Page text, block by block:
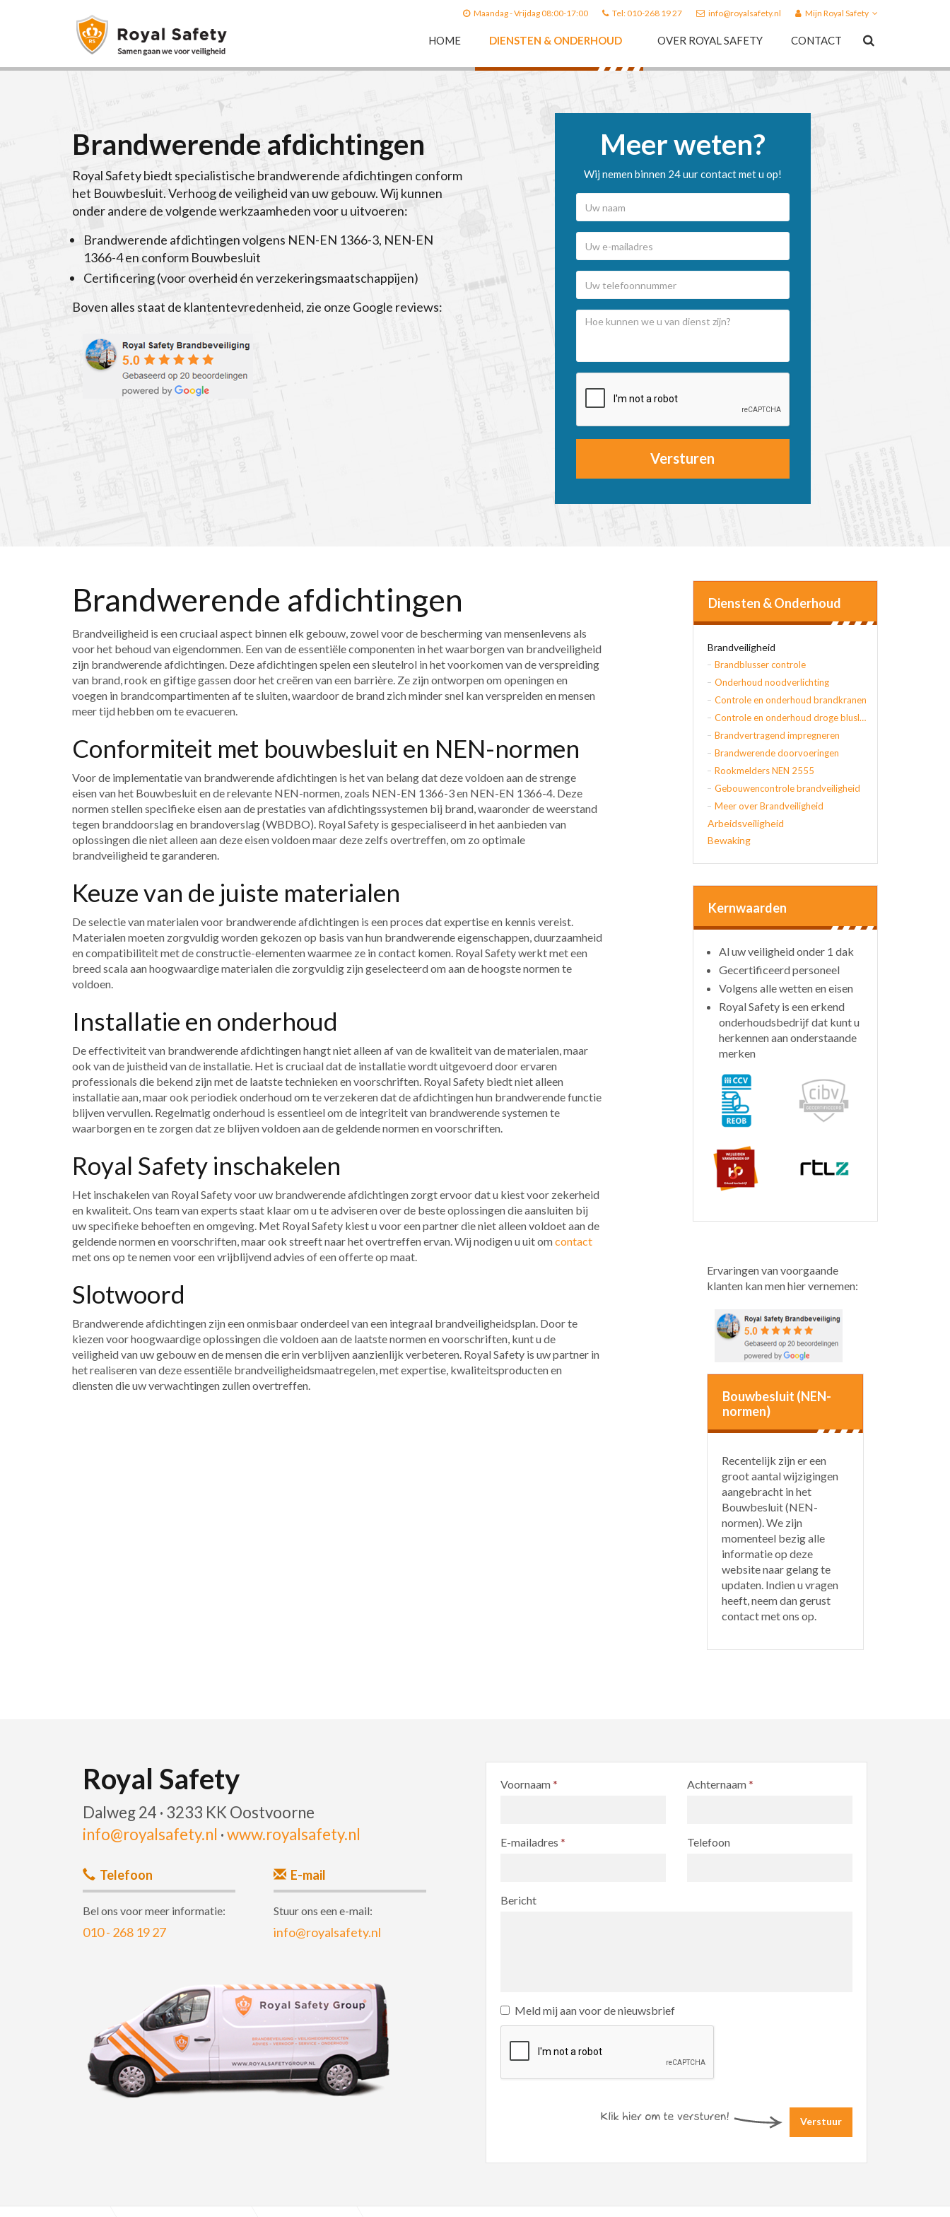
Maandag - Vrijdag 08:00-17:00 Tel: 010-268 19 27 info@royalsafety.nl Mijn Royal Safety
HOME DIENSTEN & ONDERHOUD OVER ROYAL SAFETY CONTACT
Brandwerende afdichtingen
Royal Safety biedt specialistische brandwerende afdichtingen conform
het Bouwbesluit. Verhoog de veiligheid van uw gebouw. Wij kunnen
onder andere de volgende werkzaamheden voor u uitvoeren:
Brandwerende afdichtingen volgens NEN-EN 1366-3, NEN-EN
1366-4 en conform Bouwbesluit
Certificering (voor overheid én verzekeringsmaatschappijen)
Boven alles staat de klantentevredenheid, zie onze Google reviews:
Meer weten?
Wij nemen binnen 24 uur contact met u op!
Versturen
Brandwerende afdichtingen
Brandveiligheid is een cruciaal aspect binnen elk gebouw, zowel voor de bescherming van mensenlevens als
voor het behoud van eigendommen. Een van de essentiële componenten in het waarborgen van brandveiligheid
zijn brandwerende afdichtingen. Deze afdichtingen spelen een sleutelrol in het voorkomen van de verspreiding
van brand, rook en giftige gassen door het creëren van een barrière. Ze zijn ontworpen om openingen en
voegen in brandcompartimenten af te sluiten, waardoor de brand zich minder snel kan verspreiden en mensen
meer tijd hebben om te evacueren.
Conformiteit met bouwbesluit en NEN-normen
Voor de implementatie van brandwerende afdichtingen is het van belang dat deze voldoen aan de strenge
eisen van het Bouwbesluit en de relevante NEN-normen, zoals NEN-EN 1366-3 en NEN-EN 1366-4. Deze
normen stellen specifieke eisen aan de prestaties van afdichtingssystemen bij brand, waaronder de weerstand
tegen branddoorslag en brandoverslag (WBDBO). Royal Safety is gespecialiseerd in het aanbieden van
oplossingen die niet alleen aan deze eisen voldoen maar deze zelfs overtreffen, om zo optimale
brandveiligheid te garanderen.
Keuze van de juiste materialen
De selectie van materialen voor brandwerende afdichtingen is een proces dat expertise en kennis vereist.
Materialen moeten zorgvuldig worden gekozen op basis van hun brandwerende eigenschappen, duurzaamheid
en compatibiliteit met de constructie-elementen waarmee ze in contact komen. Royal Safety werkt met een
breed scala aan hoogwaardige materialen die zorgvuldig zijn geselecteerd om aan de hoogste normen te
voldoen.
Installatie en onderhoud
De effectiviteit van brandwerende afdichtingen hangt niet alleen af van de kwaliteit van de materialen, maar
ook van de juistheid van de installatie. Het is cruciaal dat de installatie wordt uitgevoerd door ervaren
professionals die bekend zijn met de laatste technieken en voorschriften. Royal Safety biedt niet alleen
installatie aan, maar ook periodiek onderhoud om te verzekeren dat de afdichtingen hun brandwerende functie
blijven vervullen. Regelmatig onderhoud is essentieel om de integriteit van brandwerende systemen te
waarborgen en te zorgen dat ze blijven voldoen aan de geldende normen en voorschriften.
Royal Safety inschakelen
Het inschakelen van Royal Safety voor uw brandwerende afdichtingen zorgt ervoor dat u kiest voor zekerheid
en kwaliteit. Ons team van experts staat klaar om u te adviseren over de beste oplossingen die aansluiten bij
uw specifieke behoeften en omgeving. Met Royal Safety kiest u voor een partner die niet alleen voldoet aan de
geldende normen en voorschriften, maar ook streeft naar het overtreffen ervan. Wij nodigen u uit omcontact
met ons op te nemen voor een vrijblijvend advies of een offerte op maat.
Slotwoord
Brandwerende afdichtingen zijn een onmisbaar onderdeel van een integraal brandveiligheidsplan. Door te
kiezen voor hoogwaardige oplossingen die voldoen aan de laatste normen en voorschriften, kunt u de
veiligheid van uw gebouw en de mensen die erin verblijven aanzienlijk verbeteren. Royal Safety is uw partner in
het realiseren van deze essentiële brandveiligheidsmaatregelen, met expertise, kwaliteitsproducten en
diensten die uw verwachtingen zullen overtreffen.
Diensten & Onderhoud
Brandveiligheid
Brandblusser controle
Onderhoud noodverlichting
Controle en onderhoud brandkranen
Controle en onderhoud droge blusleidingen
Brandvertragend impregneren
Brandwerende doorvoeringen
Rookmelders NEN 2555
Gebouwencontrole brandveiligheid
Meer over Brandveiligheid
Arbeidsveiligheid
Bewaking
Kernwaarden
Al uw veiligheid onder 1 dak
Gecertificeerd personeel
Volgens alle wetten en eisen
Royal Safety is een erkend
onderhoudsbedrijf dat kunt u
herkennen aan onderstaande
merken
Ervaringen van voorgaande
klanten kan men hier vernemen:
Bouwbesluit (NEN-
normen)
Recentelijk zijn er een
groot aantal wijzigingen
aangebracht in het
Bouwbesluit (NEN-
normen). We zijn
momenteel bezig alle
informatie op deze
website naar gelang te
updaten. Indien u vragen
heeft, neem dan gerust
contact met ons op.
Royal Safety
Dalweg 24 · 3233 KK Oostvoorne
info@royalsafety.nl ·www.royalsafety.nl
Telefoon
Bel ons voor meer informatie:
010 - 268 19 27
E-mail
Stuur ons een e-mail:
info@royalsafety.nl
Voornaam* Achternaam*
E-mailadres * Telefoon
Bericht
Meld mij aan voor de nieuwsbrief
Verstuur